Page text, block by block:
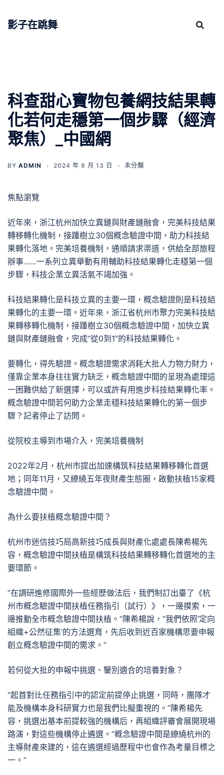
影子在跳舞
科查甜心寶物包養網技結果轉
化若何走穩第一個步驟（經濟
聚焦）_中國網
BY ADMIN 2024 年 8 月 13 日 未分類
焦點瀏覽
近年來，浙江杭州加快立異鏈與財產鏈融會，完美科技結果
轉移轉化機制，接踵樹立30個概念驗證中間，助力科技結
果轉化落地。完美培養機制，通順請求渠道，供給全部旅程
辦事……一系列立異舉動有用輔助科技結果轉化走穩第一個
步驟，科技企業立異活氣不竭加強。
科技結果轉化是科技立異的主要一環，概念驗證則是科技結
果轉化的主要一環。近年來，浙江省杭州市聚力完美科技結
果轉移轉化機制，接踵樹立30個概念驗證中間，加快立異
鏈與財產鏈融會，完成“從0到1”的科技結果轉化。
要轉化，得先驗證。概念驗證需求消耗大批人力物力財力，
僅靠企業本身往往實力缺乏，概念驗證中間的呈現為處理這
一困難供給了新選擇，可以或許有用進步科技結果轉化率。
概念驗證中間若何助力企業走穩科技結果轉化的第一個步
驟？記者停止了訪問。
從院校主導到市場介入，完美培養機制
2022年2月，杭州市提出加速構筑科技結果轉移轉化首選
地；同年11月，又繚繞五年夜財產生態圈，啟動扶植15家概
念驗證中間。
為什么要扶植概念驗證中間？
杭州市迷信技巧局高新技巧成長與財產化處處長陳希楊先
容，概念驗證中間扶植是構筑科技結果轉移轉化首選地的主
要環節。
“在調研進修國際外一些經歷做法后，我們制訂出臺了《杭
州市概念驗證中間扶植任務指引（試行）》，一邊摸索，一
邊推動全市概念驗證中間扶植。”陳希楊說，“我們依照‘定向
組織+公然征集’的方法選育，先后收到近百家機構思要申報
創立概念驗證中間的需求。”
若何從大批的申報中挑選、鑒別適合的培養對象？
“起首對比任務指引中的認定前提停止挑選，同時，團隊才
能及機構本身科研實力也是我們比擬重視的。”陳希楊先
容，挑選出基本前提較強的機構后，再組織評審會展開現場
路演，對這些機構停止遴選。“概念驗證中間是繚繞杭州的
主導財產來建的，這在遴選經過歷程中也會作為考量目標之
一。”